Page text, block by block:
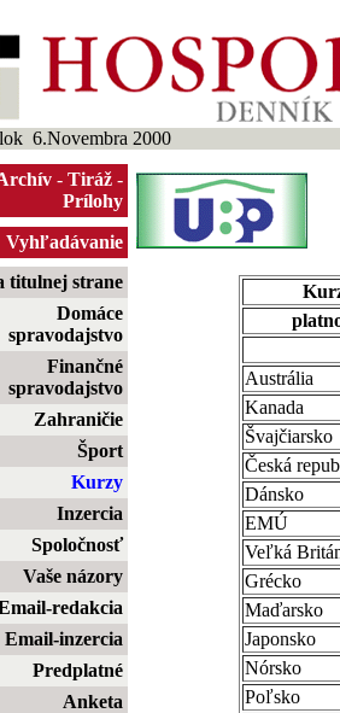
6.Novembra 2000
- Tiráž -
Prílohy
Vyhľadávanie
titulnej strane
Domáce
spravodajstvo
Finančné
spravodajstvo
Zahraničie
Šport
Kurzy
Inzercia
Spoločnosť
Vaše názory
redakcia
Email-inzercia
Predplatné
Anketa
Austrália
Kanada
Švajčiarsko
Česká
Dánsko
EMÚ
Veľká
Grécko
Maďarsko
Japonsko
Nórsko
Poľsko